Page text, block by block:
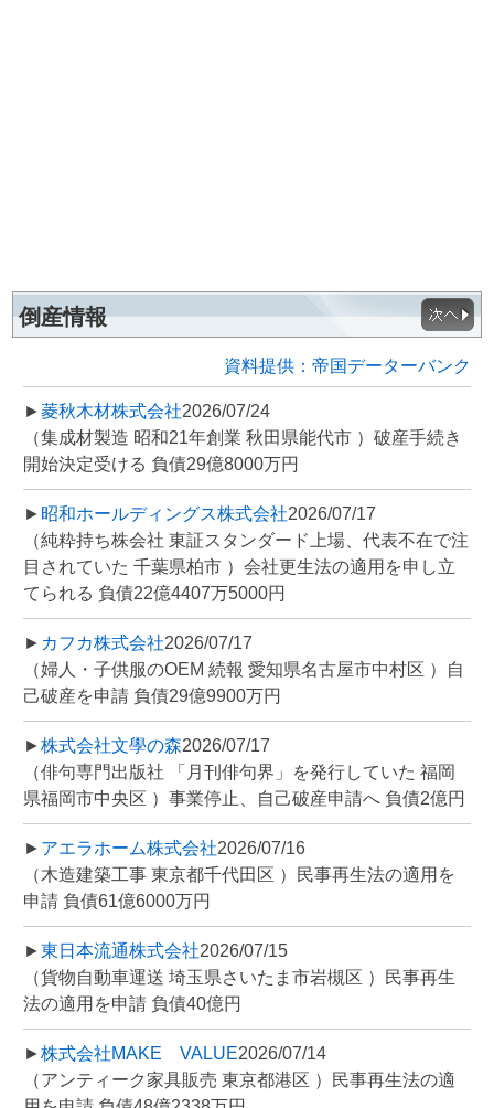
倒産情報
資料提供：帝国データーバンク
►菱秋木材株式会社2026/07/24
（集成材製造 昭和21年創業 秋田県能代市 ）破産手続き
開始決定受ける 負債29億8000万円
► 昭和ホールディングス株式会社2026/07/17
（純粋持ち株会社 東証スタンダード上場、代表不在で注
目されていた 千葉県柏市 ）会社更生法の適用を申し立
てられる 負債22億4407万5000円
► カフカ株式会社2026/07/17
（婦人・子供服のOEM 続報 愛知県名古屋市中村区 ）自
己破産を申請 負債29億9900万円
►株式会社文學の森2026/07/17
（俳句専門出版社 「月刊俳句界」を発行していた 福岡
県福岡市中央区 ）事業停止、自己破産申請へ 負債2億円
► アエラホーム株式会社2026/07/16
（木造建築工事 東京都千代田区 ）民事再生法の適用を
申請 負債61億6000万円
►東日本流通株式会社2026/07/15
（貨物自動車運送 埼玉県さいたま市岩槻区 ）民事再生
法の適用を申請 負債40億円
►株式会社MAKE VALUE2026/07/14
（アンティーク家具販売 東京都港区 ）民事再生法の適